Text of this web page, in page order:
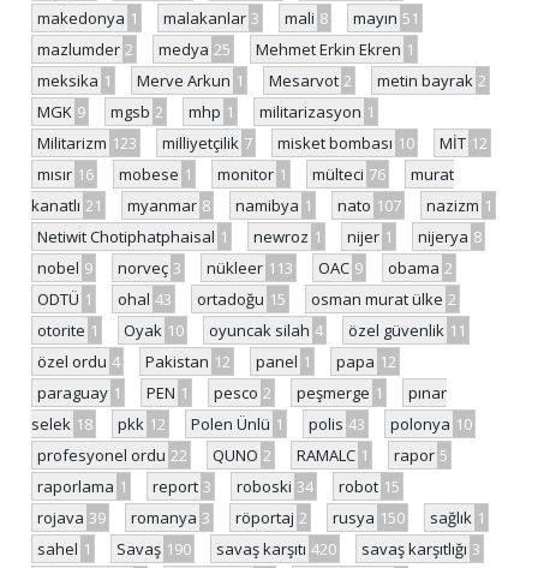
makedonya 1 malakanlar 3 mali 8 mayın 51
mazlumder 2 medya 25 Mehmet Erkin Ekren 1
meksika 1 Merve Arkun 1 Mesarvot 2 metin bayrak 2
MGK 9 mgsb 2 mhp 1 militarizasyon 1
Militarizm 123 milliyetçilik 7 misket bombası 10 MİT 12
mısır 16 mobese 1 monitor 1 mülteci 76
murat
kanatlı 21 myanmar 8 namibya 1 nato 107 nazizm 1
Netiwit Chotiphatphaisal 1 newroz 1 nijer 1 nijerya 8
nobel 9 norveç 3 nükleer 113 OAC 9 obama 2
ODTÜ 1 ohal 43 ortadoğu 15 osman murat ülke 2
otorite 1 Oyak 10 oyuncak silah 4 özel güvenlik 11
özel ordu 4 Pakistan 12 panel 1 papa 12
paraguay 1 PEN 1 pesco 2 peşmerge 1
pınar
selek 18 pkk 12 Polen Ünlü 1 polis 43 polonya 10
profesyonel ordu 22 QUNO 2 RAMALC 1 rapor 5
raporlama 1 report 3 roboski 34 robot 15
rojava 39 romanya 3 röportaj 2 rusya 150 sağlık 1
sahel 1 Savaş 190 savaş karşıtı 420 savaş karşıtlığı 3